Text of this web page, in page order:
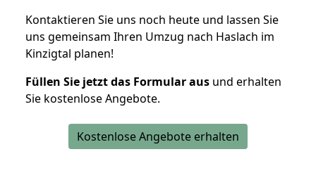
Kontaktieren Sie uns noch heute und lassen Sie
uns gemeinsam Ihren Umzug nach Haslach im
Kinzigtal planen!
Füllen Sie jetzt das Formular aus und erhalten
Sie kostenlose Angebote.
Kostenlose Angebote erhalten